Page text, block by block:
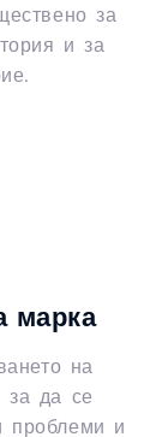
за
и за
марка
на
за да се
проблеми и